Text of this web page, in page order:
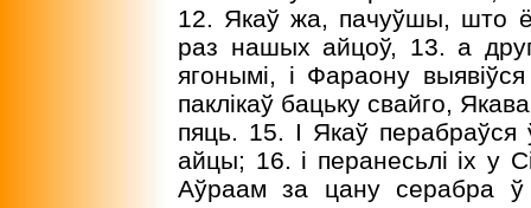
12. Якаў жа, пачуўшы, што
раз нашых айцоў, 13. а
ягонымі, і Фараону
паклікаў бацьку свайго,
пяць. 15. I Якаў
айцы; 16. і перанесьлі іх у
Аўраам за цану серабра